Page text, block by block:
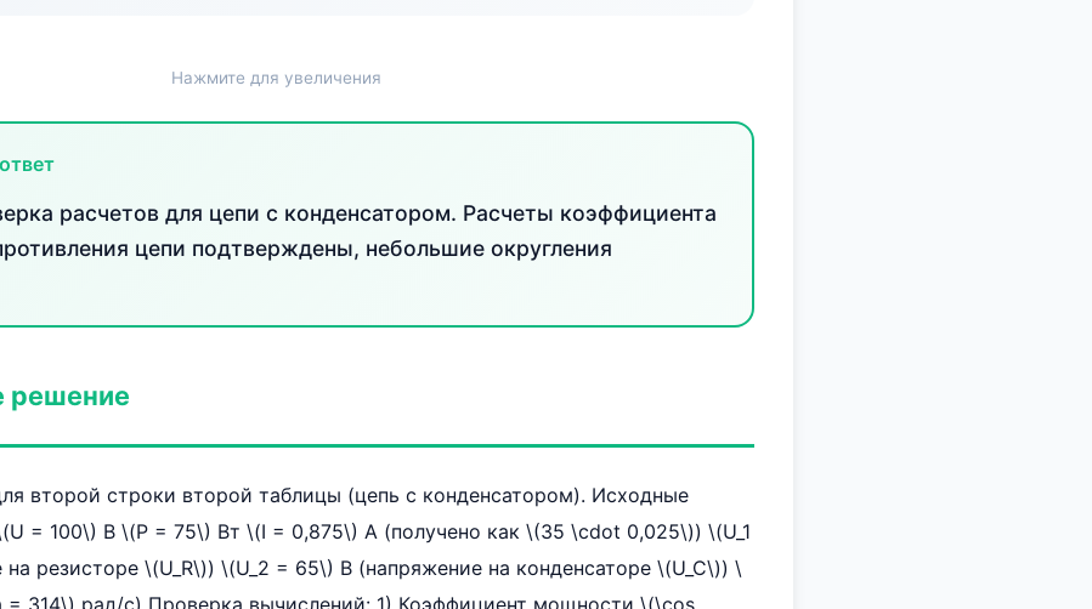
Нажмите для увеличения
расчетов для цепи с конденсатором. Расчеты коэффициента
цепи подтверждены, небольшие округления
решение
второй строки второй таблицы (цепь с конденсатором). Исходные
= 100\) В \(P = 75\) Вт \(I = 0,875\) А (получено как \(35 \cdot 0,025\)) \(U_1
резисторе \(U_R\)) \(U_2 = 65\) В (напряжение на конденсаторе \(U_C\)) \
314\) рад/с) Проверка вычислений: 1) Коэффициент мощности \(\cos